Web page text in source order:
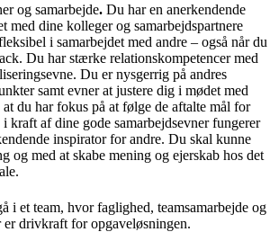
og samarbejde. Du har en anerkendende
med dine kolleger og samarbejdspartnere
i samarbejdet med andre – også når du
Du har stærke relationskompetencer med
Du er nysgerrig på andres
samt evner at justere dig i mødet med
du har fokus på at følge de aftalte mål for
i kraft af dine gode samarbejdsevner fungerer
inspirator for andre. Du skal kunne
og med at skabe mening og ejerskab hos det
i et team, hvor faglighed, teamsamarbejde og
drivkraft for opgaveløsningen.